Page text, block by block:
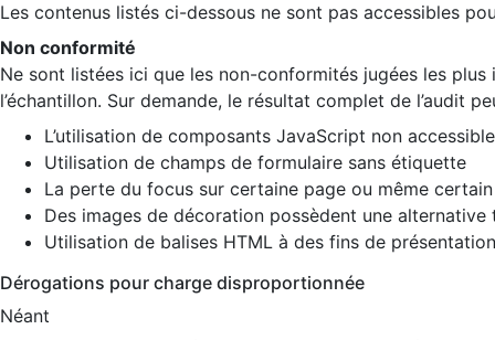
Les contenus listés ci-dessous ne sont pas accessibles
Non conformité
Ne sont listées ici que les non-conformités jugées les
l’échantillon. Sur demande, le résultat complet de l’audit
L’utilisation de composants JavaScript non
Utilisation de champs de formulaire sans étiquette
La perte du focus sur certaine page ou même
Des images de décoration possèdent une alternative
Utilisation de balises HTML à des fins de
Dérogations pour charge disproportionnée
Néant